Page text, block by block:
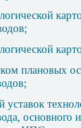
плановых
уставок
основного